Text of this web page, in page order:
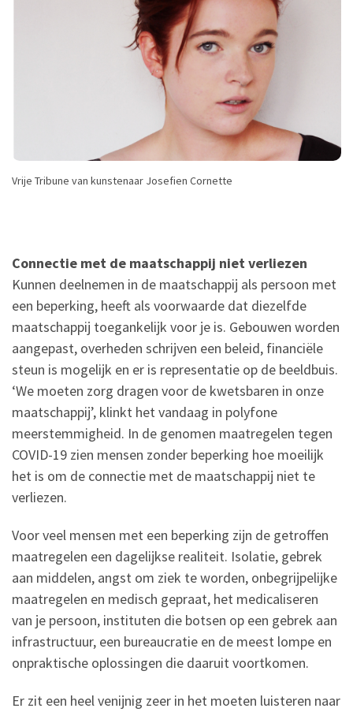
Vrije Tribune van kunstenaar Josefien Cornette
Connectie met de maatschappij niet verliezen
Kunnen deelnemen in de maatschappij als persoon met
een beperking, heeft als voorwaarde dat diezelfde
maatschappij toegankelijk voor je is. Gebouwen worden
aangepast, overheden schrijven een beleid, financiële
steun is mogelijk en er is representatie op de beeldbuis.
‘We moeten zorg dragen voor de kwetsbaren in onze
maatschappij’, klinkt het vandaag in polyfone
meerstemmigheid. In de genomen maatregelen tegen
COVID-19 zien mensen zonder beperking hoe moeilijk
het is om de connectie met de maatschappij niet te
verliezen.
Voor veel mensen met een beperking zijn de getroffen
maatregelen een dagelijkse realiteit. Isolatie, gebrek
aan middelen, angst om ziek te worden, onbegrijpelijke
maatregelen en medisch gepraat, het medicaliseren
van je persoon, instituten die botsen op een gebrek aan
infrastructuur, een bureaucratie en de meest lompe en
onpraktische oplossingen die daaruit voortkomen.
Er zit een heel venijnig zeer in het moeten luisteren naar